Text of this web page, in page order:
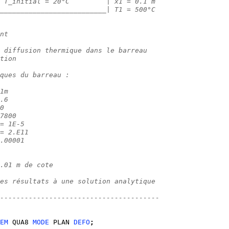
T1 = 500°C
thermique dans le barreau
du barreau :
1E-5
= 2.E11
m de cote
résultats à une solution analytique
QUA8 MODE PLAN DEFO ;